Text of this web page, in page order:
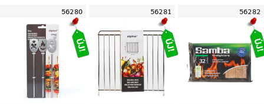
56280 56281 56282